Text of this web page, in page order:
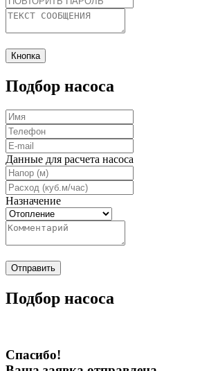
Кнопка
Подбор насоса
Данные для расчета насоса
Назначение
Отправить
Подбор насоса
Спасибо!